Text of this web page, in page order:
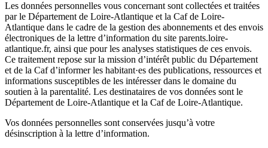
Les données personnelles vous concernant sont collectées et traitées
par le Département de Loire-Atlantique et la Caf de Loire-
Atlantique dans le cadre de la gestion des abonnements et des envois
électroniques de la lettre d’information du site parents.loire-
atlantique.fr, ainsi que pour les analyses statistiques de ces envois.
Ce traitement repose sur la mission d’intérêt public du Département
et de la Caf d’informer les habitant·es des publications, ressources et
informations susceptibles de les intéresser dans le domaine du
soutien à la parentalité. Les destinataires de vos données sont le
Département de Loire-Atlantique et la Caf de Loire-Atlantique.
Vos données personnelles sont conservées jusqu’à votre
désinscription à la lettre d’information.